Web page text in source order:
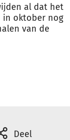
al dat het
in oktober nog
van de
Deel